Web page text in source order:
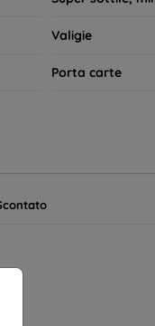
Valigie
Porta carte